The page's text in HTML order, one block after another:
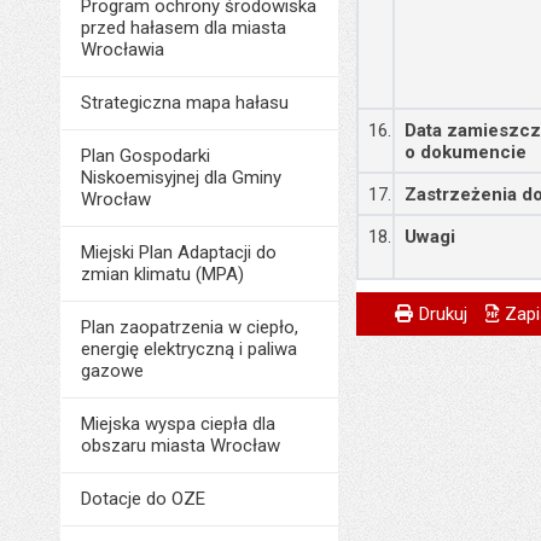
Program ochrony środowiska
przed hałasem dla miasta
Wrocławia
Strategiczna mapa hałasu
Plan Gospodarki
Niskoemisyjnej dla Gminy
Wrocław
Miejski Plan Adaptacji do
zmian klimatu (MPA)
Plan zaopatrzenia w ciepło,
energię elektryczną i paliwa
gazowe
Miejska wyspa ciepła dla
obszaru miasta Wrocław
Dotacje do OZE
16.
Data
o dokumencie
17.
Zastrzeżenia
18.
Uwagi
Metryczka
Odpowiedzialny
Powiadom
Drukuj